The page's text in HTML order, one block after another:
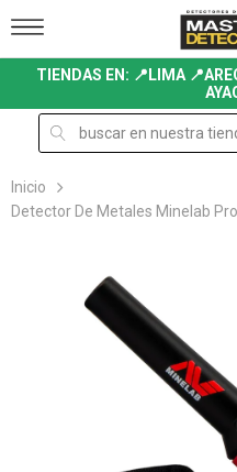
TIENDAS EN: 📍LIMA
Inicio
Detector De Metales Minelab